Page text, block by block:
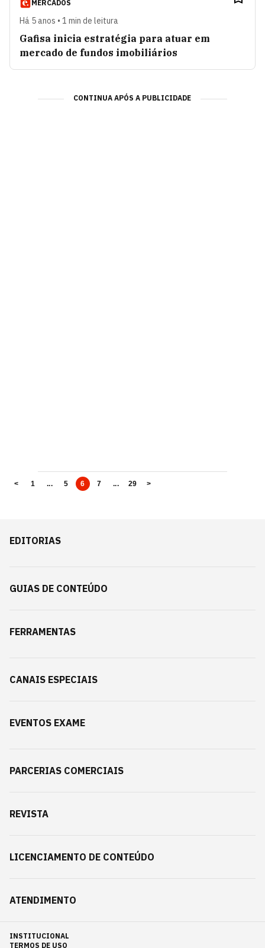
MERCADOS
Há 5 anos • 1 min de leitura
Gafisa inicia estratégia para atuar em
mercado de fundos imobiliários
CONTINUA APÓS A PUBLICIDADE
< 1 ... 5 6 7 ... 29 >
EDITORIAS
GUIAS DE CONTEÚDO
FERRAMENTAS
CANAIS ESPECIAIS
EVENTOS EXAME
PARCERIAS COMERCIAIS
REVISTA
LICENCIAMENTO DE CONTEÚDO
ATENDIMENTO
INSTITUCIONAL
TERMOS DE USO